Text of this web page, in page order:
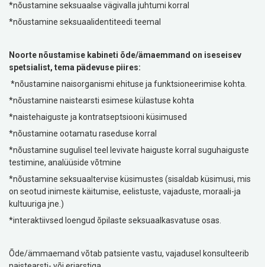
*nõustamine seksuaalse vägivalla juhtumi korral
*nõustamine seksuaalidentiteedi teemal
Noorte nõustamise kabineti õde/ämaemmand on iseseisev
spetsialist, tema pädevuse piires:
*nõustamine naisorganismi ehituse ja funktsioneerimise kohta.
*nõustamine naistearsti esimese külastuse kohta
*naistehaiguste ja kontratseptsiooni küsimused
*nõustamine ootamatu raseduse korral
*nõustamine sugulisel teel levivate haiguste korral suguhaiguste
testimine, analüüside võtmine
*nõustamine seksuaaltervise küsimustes (sisaldab küsimusi, mis
on seotud inimeste käitumise, eelistuste, vajaduste, moraali-ja
kultuuriga jne.)
*interaktiivsed loengud õpilaste seksuaalkasvatuse osas.
Õde/ämmaemand võtab patsiente vastu, vajadusel konsulteerib